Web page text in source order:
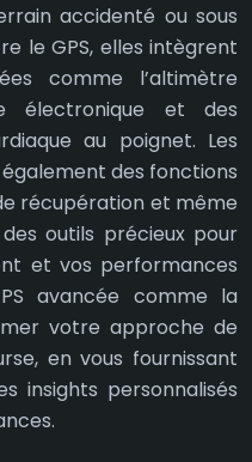
accidenté ou sous
le GPS, elles intègrent
comme l’altimètre
électronique et des
au poignet. Les
des fonctions
récupération et même
outils précieux pour
et vos performances
avancée comme la
votre approche de
en vous fournissant
insights personnalisés